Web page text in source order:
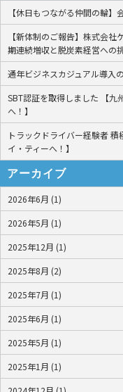
【休日もつながる仲間の輪】
【新体制のご報告】株式会
期連続増収と脱炭素経営への
通年ビジネスカジュアル導入
SBT認証を取得しました 【九
へ！】
トラックドライバー経験者
イ・ティーへ！】
アーカイブ
2026年6月 (1)
2026年5月 (1)
2025年12月 (1)
2025年8月 (2)
2025年7月 (1)
2025年6月 (1)
2025年5月 (1)
2025年1月 (1)